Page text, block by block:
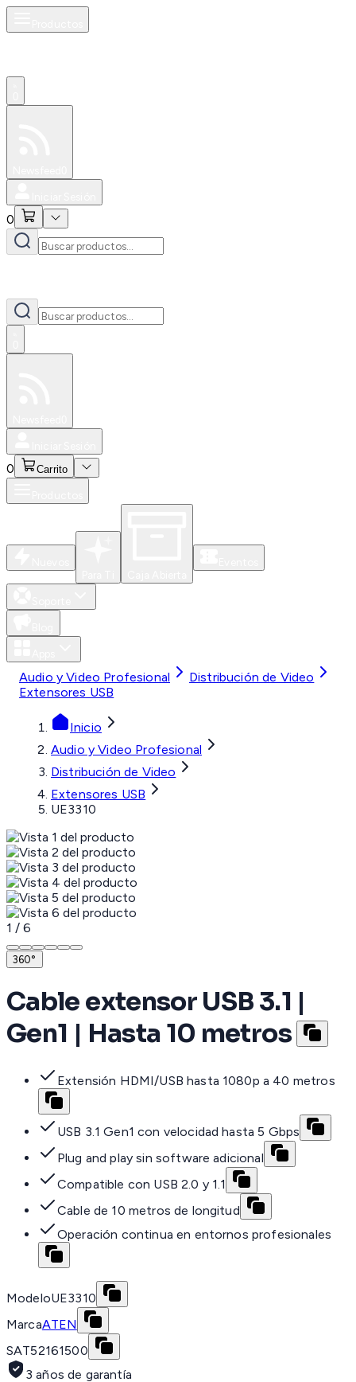
0
0 Carrito
Audio y Video Profesional
Distribución de Video
Extensores USB
Inicio
Audio y Video Profesional
Distribución de Video
Extensores USB
UE3310
1 / 6
360°
Cable extensor USB 3.1 |
Gen1 | Hasta 10 metros
Extensión HDMI/USB hasta 1080p a 40 metros
USB 3.1 Gen1 con velocidad hasta 5 Gbps
Plug and play sin software adicional
Compatible con USB 2.0 y 1.1
Cable de 10 metros de longitud
Operación continua en entornos profesionales
ModeloUE3310
MarcaATEN
SAT52161500
3 años de garantía